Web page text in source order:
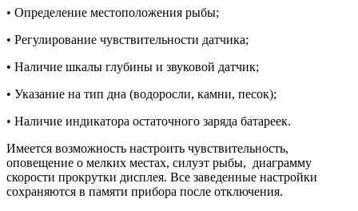
• Определение местоположения рыбы;
• Регулирование чувствительности датчика;
• Наличие шкалы глубины и звуковой датчик;
• Указание на тип дна (водоросли, камни, песок);
• Наличие индикатора остаточного заряда батареек.
Имеется возможность настроить чувствительность,
оповещение о мелких местах, силуэт рыбы, диаграмму
скорости прокрутки дисплея. Все заведенные настройки
сохраняются в памяти прибора после отключения.